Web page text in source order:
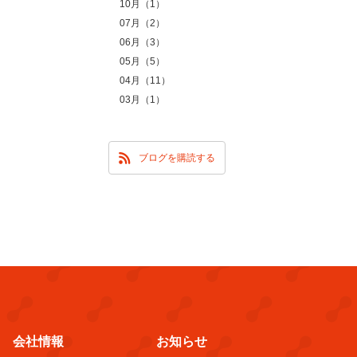
10月（1）
07月（2）
06月（3）
05月（5）
04月（11）
03月（1）
ブログを購読する
会社情報 お知らせ